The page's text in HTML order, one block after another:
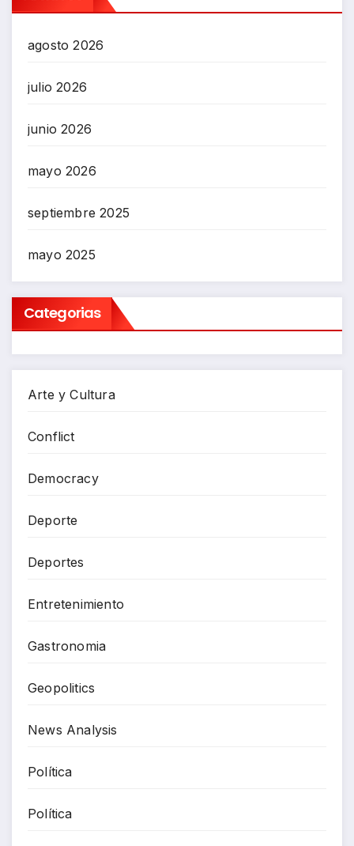
agosto 2026
julio 2026
junio 2026
mayo 2026
septiembre 2025
mayo 2025
Categorias
Arte y Cultura
Conflict
Democracy
Deporte
Deportes
Entretenimiento
Gastronomia
Geopolitics
News Analysis
Política
Política